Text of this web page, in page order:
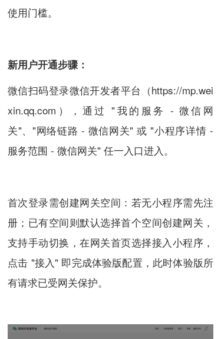
使用门槛。
新用户开通步骤：
微信扫码登录微信开发者平台（https://mp.wei
xin.qq.com），通过 "我的服务 - 微信网
关"、"网络链路 - 微信网关" 或 "小程序详情 -
服务范围 - 微信网关" 任一入口进入。
首次登录需创建网关空间：若无小程序需先注
册；已有空间则默认选择首个空间创建网关，
支持手动切换，在网关首页选择接入小程序，
点击 "接入" 即完成体验版配置，此时体验版所
有请求已受网关保护。